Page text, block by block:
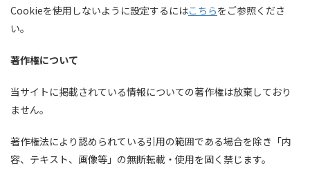
Cookieを使用しないように設定するにはこちらをご参照くださ
い。
著作権について
当サイトに掲載されている情報についての著作権は放棄しており
ません。
著作権法により認められている引用の範囲である場合を除き「内
容、テキスト、画像等」の無断転載・使用を固く禁じます。